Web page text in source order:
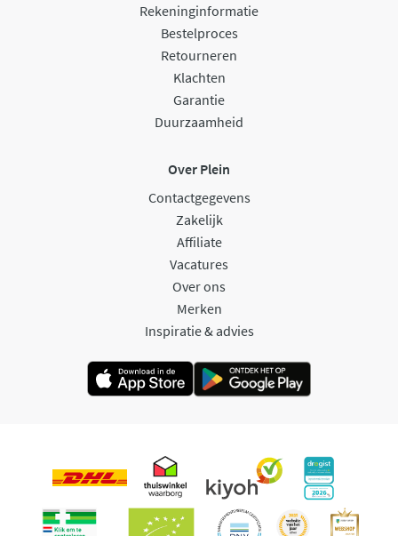
Rekeninginformatie
Bestelproces
Retourneren
Klachten
Garantie
Duurzaamheid
Over Plein
Contactgegevens
Zakelijk
Affiliate
Vacatures
Over ons
Merken
Inspiratie & advies